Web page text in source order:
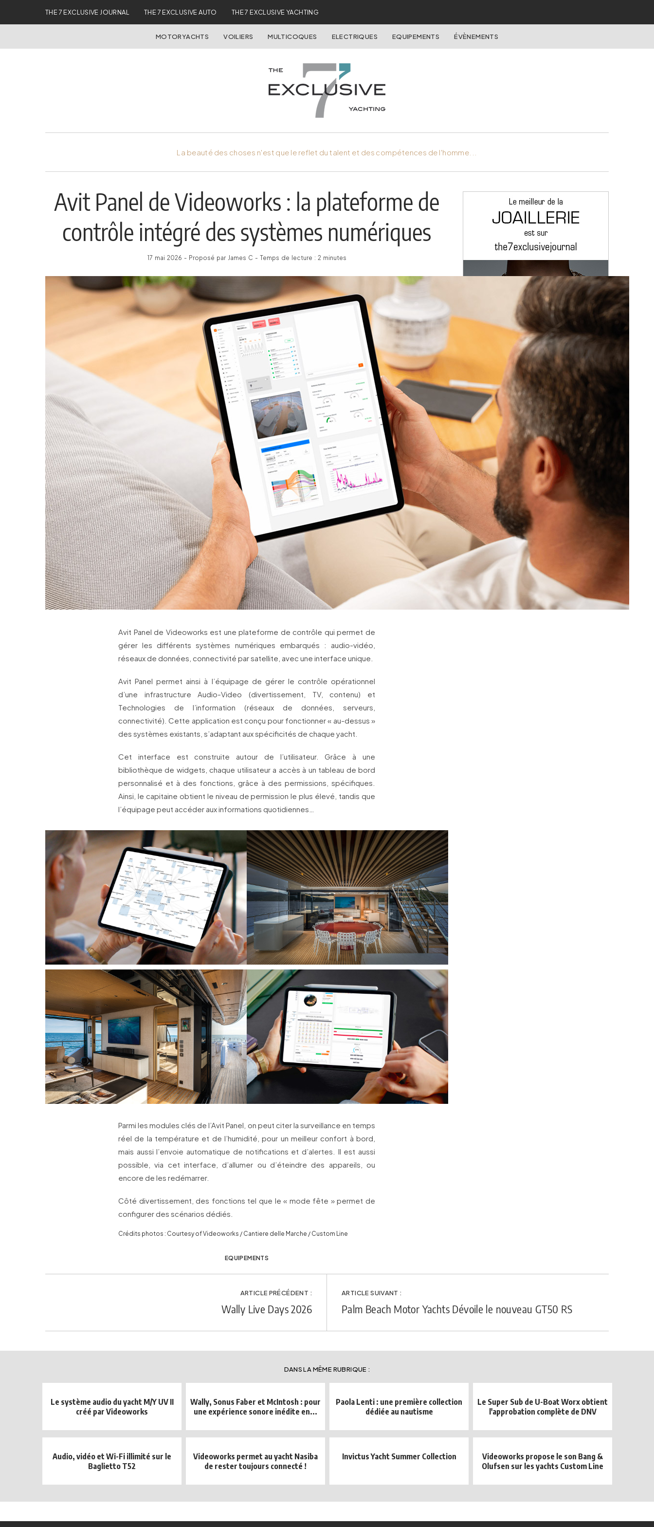
THE 7 EXCLUSIVE JOURNAL THE 7 EXCLUSIVE AUTO THE 7 EXCLUSIVE YACHTING
MOTORYACHTS VOILIERS MULTICOQUES ELECTRIQUES EQUIPEMENTS ÉVÈNEMENTS
La beauté des choses n'est que le reflet du talent et des compétences de l'homme...
Avit Panel de Videoworks : la plateforme de
contrôle intégré des systèmes numériques
17 mai 2026 - Proposé par James C - Temps de lecture : 2 minutes
Avit Panel de Videoworks est une plateforme de contrôle qui permet de
gérer les différents systèmes numériques embarqués : audio-vidéo,
réseaux de données, connectivité par satellite, avec une interface unique.
Avit Panel permet ainsi à l’équipage de gérer le contrôle opérationnel
d’une infrastructure Audio-Video (divertissement, TV, contenu) et
Technologies de l’information (réseaux de données, serveurs,
connectivité). Cette application est conçu pour fonctionner « au-dessus »
des systèmes existants, s’adaptant aux spécificités de chaque yacht.
Cet interface est construite autour de l’utilisateur. Grâce à une
bibliothèque de widgets, chaque utilisateur a accès à un tableau de bord
personnalisé et à des fonctions, grâce à des permissions, spécifiques.
Ainsi, le capitaine obtient le niveau de permission le plus élevé, tandis que
l’équipage peut accéder aux informations quotidiennes…
Parmi les modules clés de l’Avit Panel, on peut citer la surveillance en temps
réel de la température et de l’humidité, pour un meilleur confort à bord,
mais aussi l’envoie automatique de notifications et d’alertes. Il est aussi
possible, via cet interface, d’allumer ou d’éteindre des appareils, ou
encore de les redémarrer.
Côté divertissement, des fonctions tel que le « mode fête » permet de
configurer des scénarios dédiés.
Crédits photos : Courtesy of Videoworks / Cantiere delle Marche / Custom Line
EQUIPEMENTS
ARTICLE PRÉCÉDENT :
Wally Live Days 2026
ARTICLE SUIVANT :
Palm Beach Motor Yachts Dévoile le nouveau GT50 RS
DANS LA MÊME RUBRIQUE :
Le système audio du yacht M/Y UV II
créé par Videoworks
Wally, Sonus Faber et McIntosh : pour
une expérience sonore inédite en...
Paola Lenti : une première collection
dédiée au nautisme
Le Super Sub de U-Boat Worx obtient
l'approbation complète de DNV
Audio, vidéo et Wi-Fi illimité sur le
Baglietto T52
Videoworks permet au yacht Nasiba
de rester toujours connecté !
Invictus Yacht Summer Collection
Videoworks propose le son Bang &
Olufsen sur les yachts Custom Line